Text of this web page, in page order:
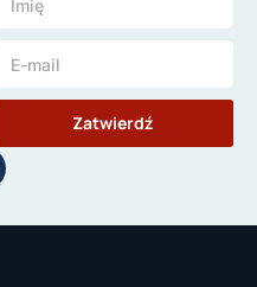
Zatwierdź